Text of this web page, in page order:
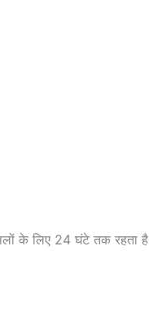
के लिए 24 घंटे तक रहता है